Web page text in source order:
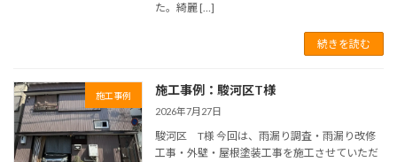
た。綺麗 […]
続きを読む
施工事例 施工事例：駿河区T様
2026年7月27日
駿河区 T様 今回は、雨漏り調査・雨漏り改修
工事・外壁・屋根塗装工事を施工させていただ